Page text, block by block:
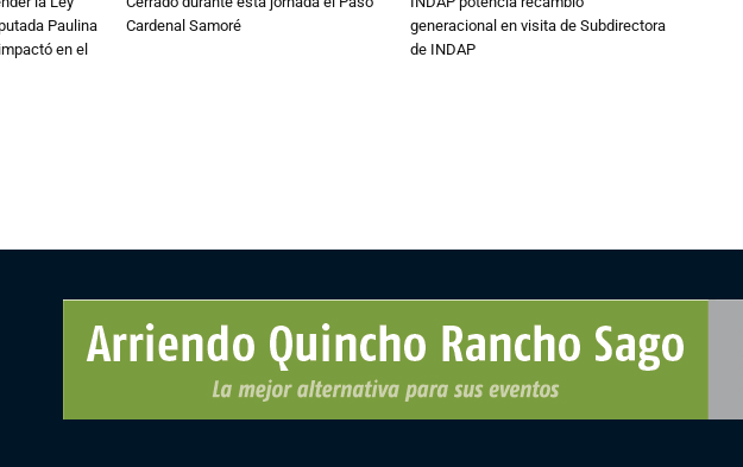
Paulina
en el
Cardenal Samoré
generacional en visita de Subdirectora
de INDAP